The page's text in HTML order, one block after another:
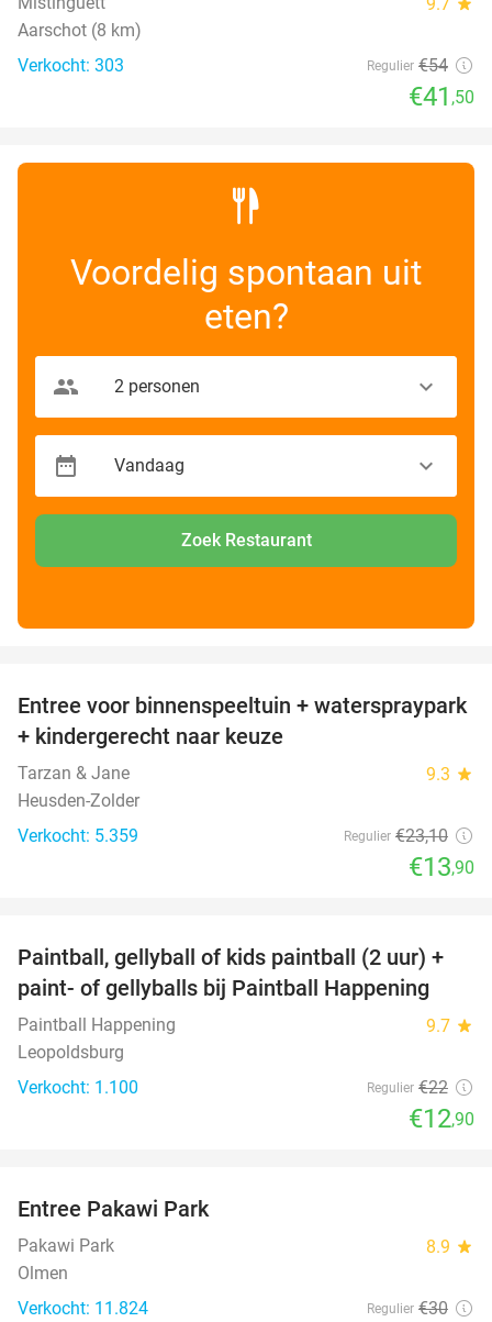
Aarschot (8 km)
Verkocht: 303
Regulier €54
€41 ,50
Voordelig spontaan uit
eten?
Zoek Restaurant
40%
Entree voor binnenspeeltuin + waterspraypark
+ kindergerecht naar keuze
Tarzan & Jane 9.3 star
Heusden-Zolder
Verkocht: 5.359
Regulier €23,10
€13,90
41%
Paintball, gellyball of kids paintball (2 uur) +
paint- of gellyballs bij Paintball Happening
Paintball Happening 9.7 star
Leopoldsburg
Verkocht: 1.100
Regulier €22
€12,90
Entree Pakawi Park
Pakawi Park 8.9 star
Olmen
Verkocht: 11.824
Regulier €30